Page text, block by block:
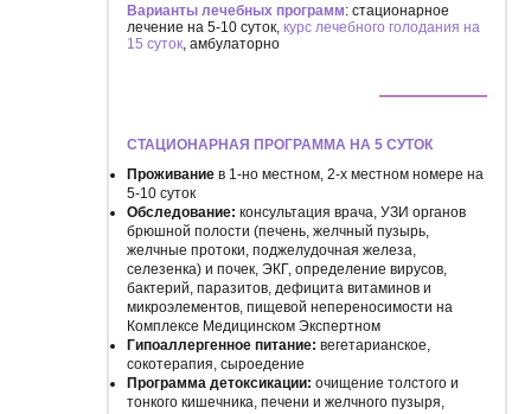
Варианты лечебных программ: стационарное
лечение на 5-10 суток, курс лечебного голодания на
15 суток , амбулаторно
СТАЦИОНАРНАЯ ПРОГРАММА НА 5 СУТОК
Проживание в 1-но местном, 2-х местном номере на
5-10 суток
Обследование: консультация врача, УЗИ органов
брюшной полости (печень, желчный пузырь,
желчные протоки, поджелудочная железа,
селезенка) и почек, ЭКГ, определение вирусов,
бактерий, паразитов, дефицита витаминов и
микроэлементов, пищевой непереносимости на
Комплексе Медицинском Экспертном
Гипоаллергенное питание: вегетарианское,
сокотерапия, сыроедение
Программа детоксикации: очищение толстого и
тонкого кишечника, печени и желчного пузыря,